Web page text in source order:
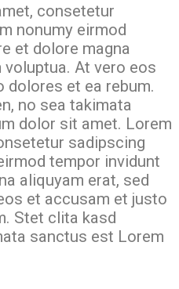
consetetur
nonumy eirmod
et dolore magna
voluptua. At vero eos
dolores et ea rebum.
no sea takimata
dolor sit amet. Lorem
sadipscing
tempor invidunt
aliquyam erat, sed
et accusam et justo
Stet clita kasd
sanctus est Lorem